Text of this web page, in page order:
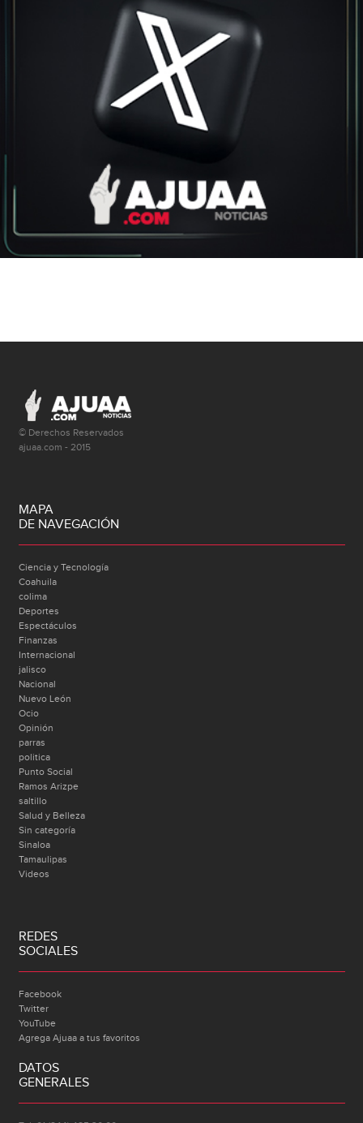
© Derechos Reservados
ajuaa.com - 2015
MAPA
DE NAVEGACIÓN
Ciencia y Tecnología
Coahuila
colima
Deportes
Espectáculos
Finanzas
Internacional
jalisco
Nacional
Nuevo León
Ocio
Opinión
parras
politica
Punto Social
Ramos Arizpe
saltillo
Salud y Belleza
Sin categoría
Sinaloa
Tamaulipas
Videos
REDES
SOCIALES
Facebook
Twitter
YouTube
Agrega Ajuaa a tus favoritos
DATOS
GENERALES